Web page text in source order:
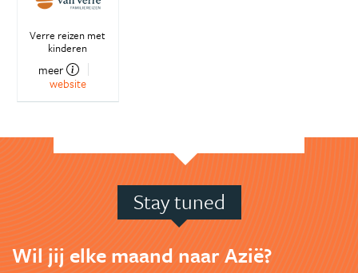
Verre reizen met
kinderen
meer
website
Stay tuned
Wil jij elke maand naar Azië?